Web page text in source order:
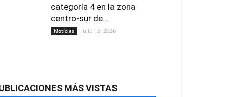
categoría 4 en la zona
centro-sur de...
Noticias julio 15, 2026
MÁS VISTAS